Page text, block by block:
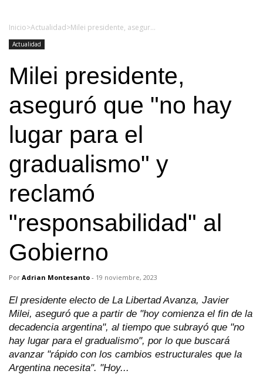
Inicio>Actualidad> Milei presidente, aseguró que "no hay lugar para el gradualismo" y reclamó "responsabilidad" al Gobierno
Actualidad
Milei presidente,
aseguró que "no hay
lugar para el
gradualismo" y
reclamó
"responsabilidad" al
Gobierno
Por Adrian Montesanto - 19 noviembre, 2023
El presidente electo de La Libertad Avanza, Javier
Milei, aseguró que a partir de "hoy comienza el fin de la
decadencia argentina", al tiempo que subrayó que "no
hay lugar para el gradualismo", por lo que buscará
avanzar "rápido con los cambios estructurales que la
Argentina necesita". "Hoy...